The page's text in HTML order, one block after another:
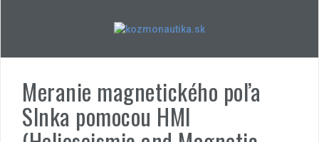
Meranie magnetického poľa
Slnka pomocou HMI